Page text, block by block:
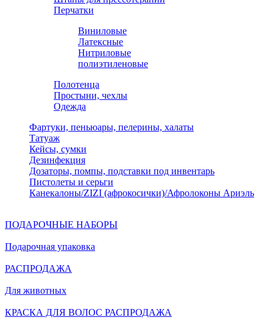
Перчатки
Виниловые
Латексные
Нитриловые
полиэтиленовые
Полотенца
Простыни, чехлы
Одежда
Фартуки, пеньюары, пелерины, халаты
Татуаж
Кейсы, сумки
Дезинфекция
Дозаторы, помпы, подставки под инвентарь
Пистолеты и серьги
Канекалоны/ZIZI (афрокосички)/Афролоконы Ариэль
ПОДАРОЧНЫЕ НАБОРЫ
Подарочная упаковка
РАСПРОДАЖА
Для животных
КРАСКА ДЛЯ ВОЛОС РАСПРОДАЖА